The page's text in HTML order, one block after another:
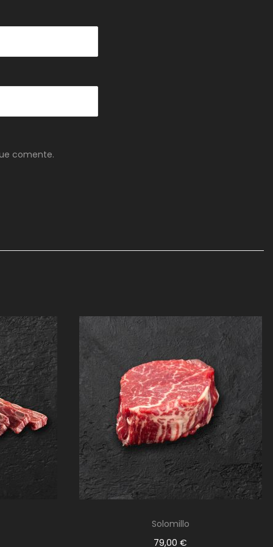
comente.
Solomillo
79,00€